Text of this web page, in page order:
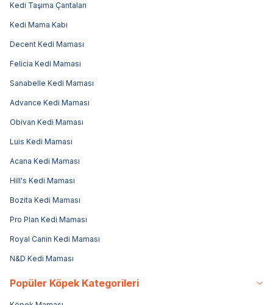
Kedi Taşıma Çantaları
Kedi Mama Kabı
Decent Kedi Maması
Felicia Kedi Maması
Sanabelle Kedi Maması
Advance Kedi Maması
Obivan Kedi Maması
Luis Kedi Maması
Acana Kedi Maması
Hill's Kedi Maması
Bozita Kedi Maması
Pro Plan Kedi Maması
Royal Canin Kedi Maması
N&D Kedi Maması
Popüler Köpek Kategorileri